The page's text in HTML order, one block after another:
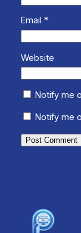
Email *
Website
Notify me
Notify me